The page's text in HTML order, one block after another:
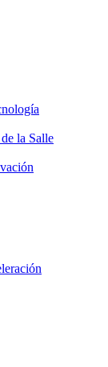
la Salle